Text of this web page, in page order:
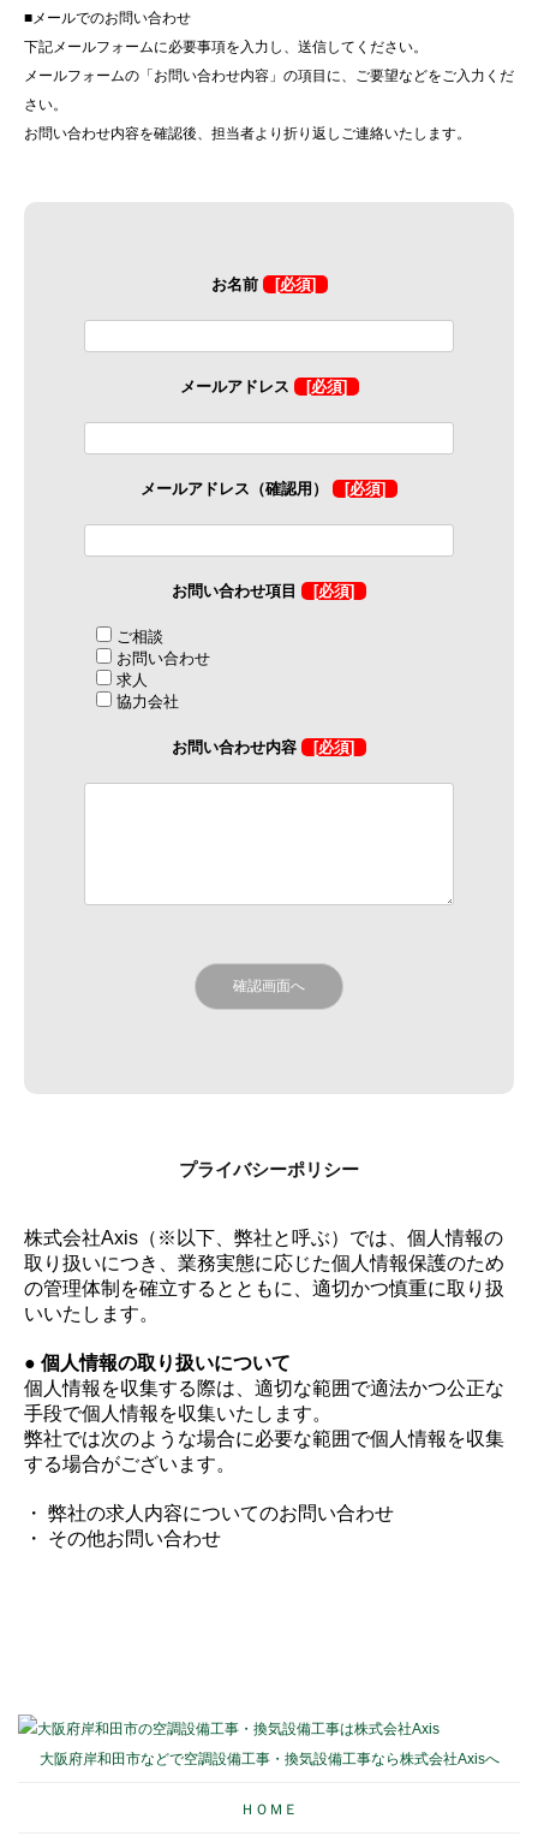
■メールでのお問い合わせ
下記メールフォームに必要事項を入力し、送信してください。
メールフォームの「お問い合わせ内容」の項目に、ご要望などをご入力くだ
さい。
お問い合わせ内容を確認後、担当者より折り返しご連絡いたします。
お名前 [必須]
メールアドレス [必須]
メールアドレス（確認用） [必須]
お問い合わせ項目 [必須]
ご相談
お問い合わせ
求人
協力会社
お問い合わせ内容 [必須]
プライバシーポリシー
株式会社Axis（※以下、弊社と呼ぶ）では、個人情報の
取り扱いにつき、業務実態に応じた個人情報保護のため
の管理体制を確立するとともに、適切かつ慎重に取り扱
いいたします。
● 個人情報の取り扱いについて
個人情報を収集する際は、適切な範囲で適法かつ公正な
手段で個人情報を収集いたします。
弊社では次のような場合に必要な範囲で個人情報を収集
する場合がございます。
・ 弊社の求人内容についてのお問い合わせ
・ その他お問い合わせ
大阪府岸和田市などで空調設備工事・換気設備工事なら株式会社Axisへ
ＨＯＭＥ